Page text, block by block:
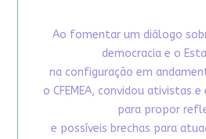
Ao fomentar um diálogo
democracia e o
na configuração em
o CFEMEA, convidou ativistas
para propor
e possíveis brechas para